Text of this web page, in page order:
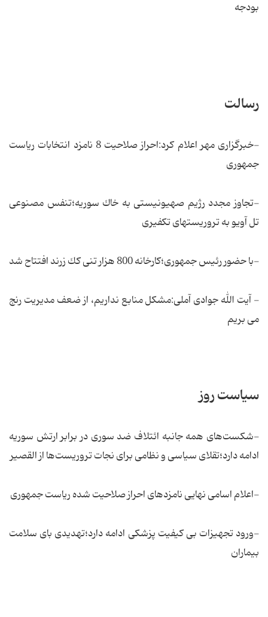
بودجه
رسالت
-خبرگزاری مهر اعلام کرد:احراز صلاحیت 8 نامزد انتخابات ریاست
جمهوری
-تجاوز مجدد رژیم صهیونیستی به خاك سوریه؛تنفس مصنوعی
تل آویو به تروریستهای تكفیری
-با حضور رئیس جمهوری؛كارخانه 800 هزار تنی كك زرند افتتاح شد
- آیت الله جوادی آملی:مشکل منابع نداریم، از ضعف مدیریت رنج
می بریم
سیاست روز
-شكست‌های همه جانبه ائتلاف ضد سوری در برابر ارتش سوریه
ادامه دارد؛تقلای سیاسی و نظامی برای نجات تروریست‌ها از القصیر
-اعلام اسامی نهایی نامزدهای احراز صلاحیت شده ریاست جمهوری
-ورود تجهیزات بی کیفیت پزشکی ادامه دارد؛تهدیدی بای سلامت
بیماران